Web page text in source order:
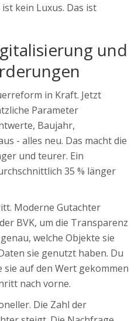
kein Luxus. Das ist
und
in Kraft. Jetzt
Parameter
Baujahr,
- alles neu. Das macht die
und teurer. Ein
35 % länger
Moderne Gutachter
BVK, um die Transparenz
welche Objekte sie
sie genutzt haben. Du
sie auf den Wert gekommen
nach vorne.
Die Zahl der